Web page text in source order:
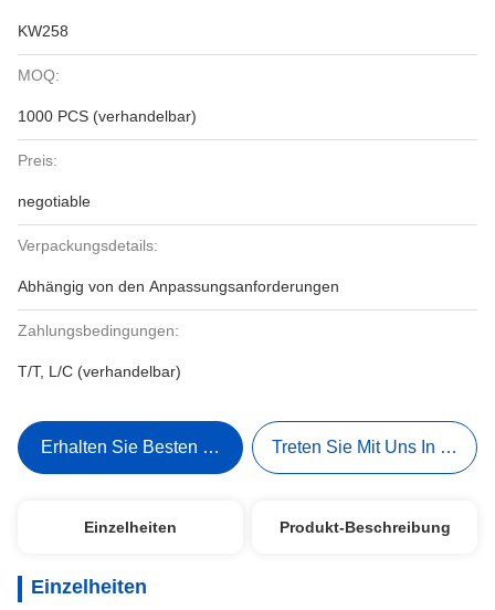
KW258
MOQ:
1000 PCS (verhandelbar)
Preis:
negotiable
Verpackungsdetails:
Abhängig von den Anpassungsanforderungen
Zahlungsbedingungen:
T/T, L/C (verhandelbar)
Erhalten Sie Besten Preis Treten Sie Mit Uns In
Einzelheiten Produkt-Beschreibung
Einzelheiten